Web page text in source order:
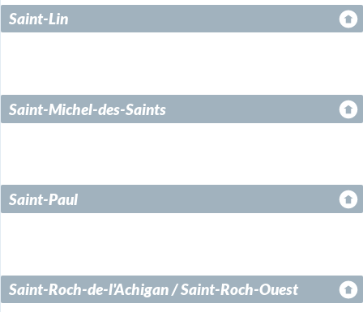
Saint-Lin
Saint-Michel-des-Saints
Saint-Paul
Saint-Roch-de-l'Achigan / Saint-Roch-Ouest